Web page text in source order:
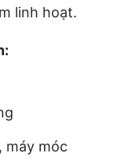
linh hoạt.
máy móc